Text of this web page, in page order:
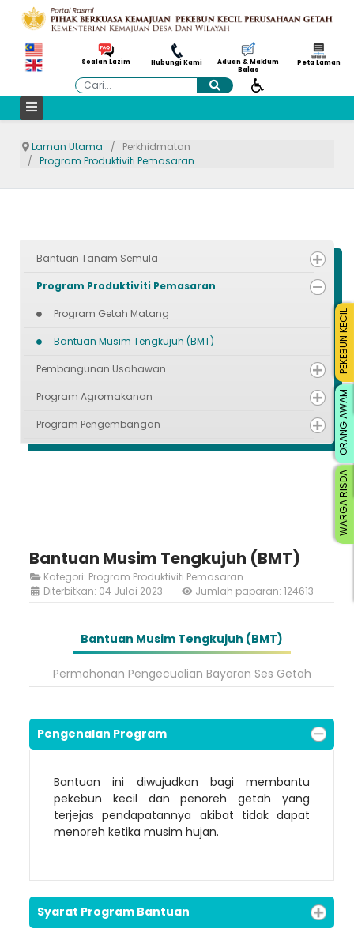
Soalan Lazim Hubungi Kami
Aduan & Maklum
Balas
Peta Laman
Cari
Laman Utama
Perkhidmatan
Program Produktiviti Pemasaran
Bantuan Tanam Semula
Program Produktiviti Pemasaran
Program Getah Matang
Bantuan Musim Tengkujuh (BMT)
Pembangunan Usahawan
Program Agromakanan
Program Pengembangan
Bantuan Musim Tengkujuh (BMT)
Kategori: Program Produktiviti Pemasaran
Diterbitkan: 04 Julai 2023
Jumlah paparan: 124613
Bantuan Musim Tengkujuh (BMT)
Permohonan Pengecualian Bayaran Ses Getah
Pengenalan Program
Bantuan ini diwujudkan bagi membantu
pekebun kecil dan penoreh getah yang
terjejas pendapatannya akibat tidak dapat
menoreh ketika musim hujan.
Syarat Program Bantuan
Loading AiRIS...
WARGA RISDA
ORANG AWAM
PEKEBUN KECIL